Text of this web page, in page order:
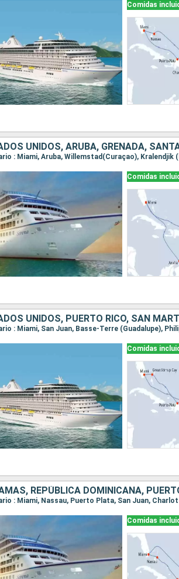
Comidas
UNIDOS, ARUBA, GRENADA,
Comidas
Comidas
Comidas